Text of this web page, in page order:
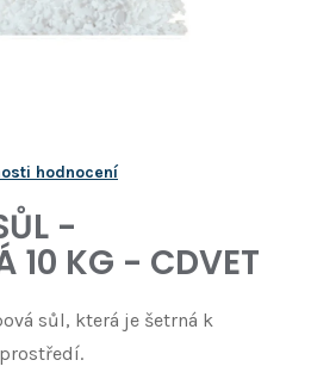
hodnocení
-
10 KG - CDVET
sůl, která je šetrná k